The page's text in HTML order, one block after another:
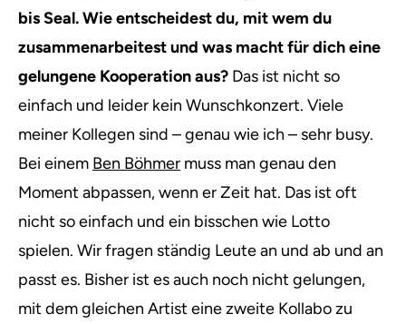
bis Seal. Wie entscheidest du, mit wem du
zusammenarbeitest und was macht für dich eine
gelungene Kooperation aus? Das ist nicht so
einfach und leider kein Wunschkonzert. Viele
meiner Kollegen sind – genau wie ich – sehr busy.
Bei einem Ben Böhmer muss man genau den
Moment abpassen, wenn er Zeit hat. Das ist oft
nicht so einfach und ein bisschen wie Lotto
spielen. Wir fragen ständig Leute an und ab und an
passt es. Bisher ist es auch noch nicht gelungen,
mit dem gleichen Artist eine zweite Kollabo zu